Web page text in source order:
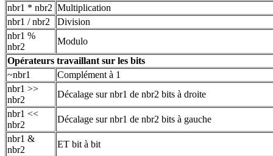
nbr1 * nbr2 Multiplication
nbr1 / nbr2
Division
nbr1 %
nbr2
Modulo
Opérateurs travaillant sur les bits
~nbr1
Complément à 1
nbr1 >>
nbr2
Décalage sur nbr1 de nbr2 bits à droite
nbr1 <<
nbr2
Décalage sur nbr1 de nbr2 bits à gauche
nbr1 &
nbr2
ET bit à bit